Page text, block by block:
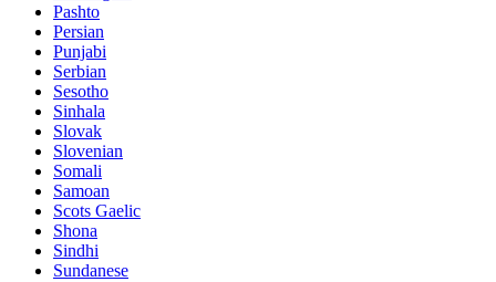
Pashto
Persian
Punjabi
Serbian
Sesotho
Sinhala
Slovak
Slovenian
Somali
Samoan
Scots Gaelic
Shona
Sindhi
Sundanese